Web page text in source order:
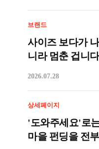
브랜드
사이즈 보다가
니라 멈춘 겁니다
2026.07.28
상세페이지
'도와주세요'로
마을 펀딩을 전